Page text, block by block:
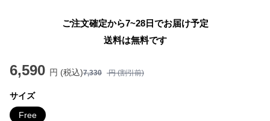
ご注文確定から7~28日でお届け予定
送料は無料です
6,590 円 (税込)7,330 円 (割引前)
サイズ
Free